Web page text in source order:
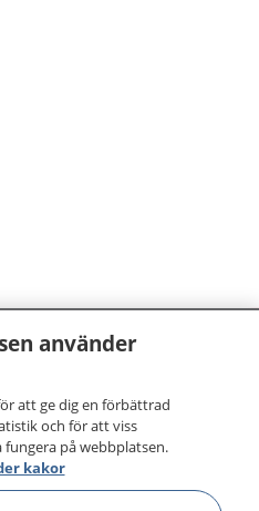
hälsa och vård
och information om
du kan kontakta.
och göra dina
1177 för
använder
att ge dig en förbättrad
och för att viss
på webbplatsen.
kakor